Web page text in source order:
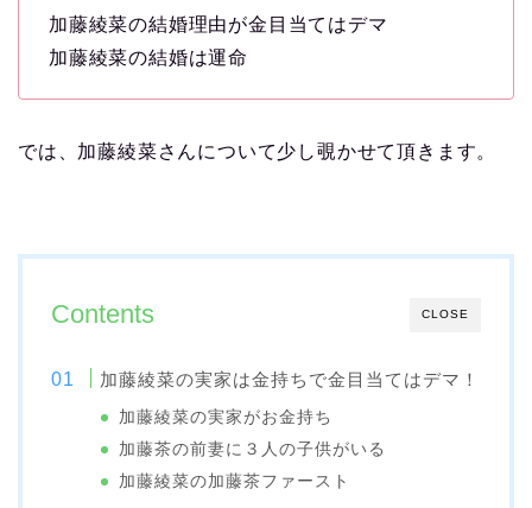
加藤綾菜の結婚理由が金目当てはデマ
加藤綾菜の結婚は運命
では、加藤綾菜さんについて少し覗かせて頂きます。
CLOSE
Contents
加藤綾菜の実家は金持ちで金目当てはデマ！
加藤綾菜の実家がお金持ち
加藤茶の前妻に３人の子供がいる
加藤綾菜の加藤茶ファースト